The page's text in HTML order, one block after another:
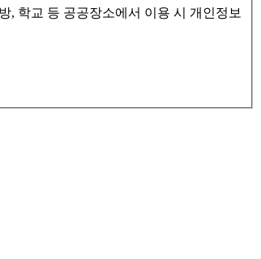
, 학교 등 공공장소에서 이용 시 개인정보